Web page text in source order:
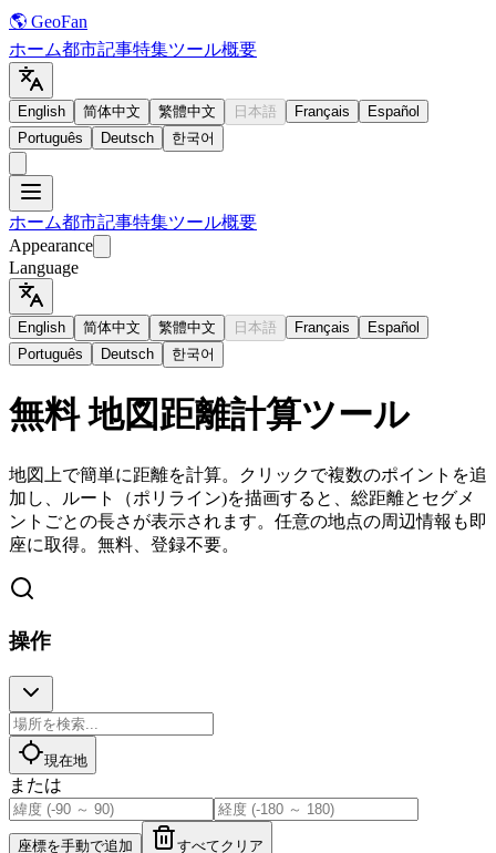
🌎 GeoFan
ホーム都市記事特集ツール概要
English 简体中文 繁體中文 日本語 Français
Español
Português
Deutsch 한국어
ホーム都市記事特集ツール概要
Appearance
Language
English 简体中文 繁體中文 日本語 Français
Español
Português
Deutsch 한국어
無料 地図距離計算ツール
地図上で簡単に距離を計算。クリックで複数のポイントを追
加し、ルート（ポリライン)を描画すると、総距離とセグメ
ントごとの長さが表示されます。任意の地点の周辺情報も即
座に取得。無料、登録不要。
操作
現在地
または
座標を手動で追加 すべてクリア